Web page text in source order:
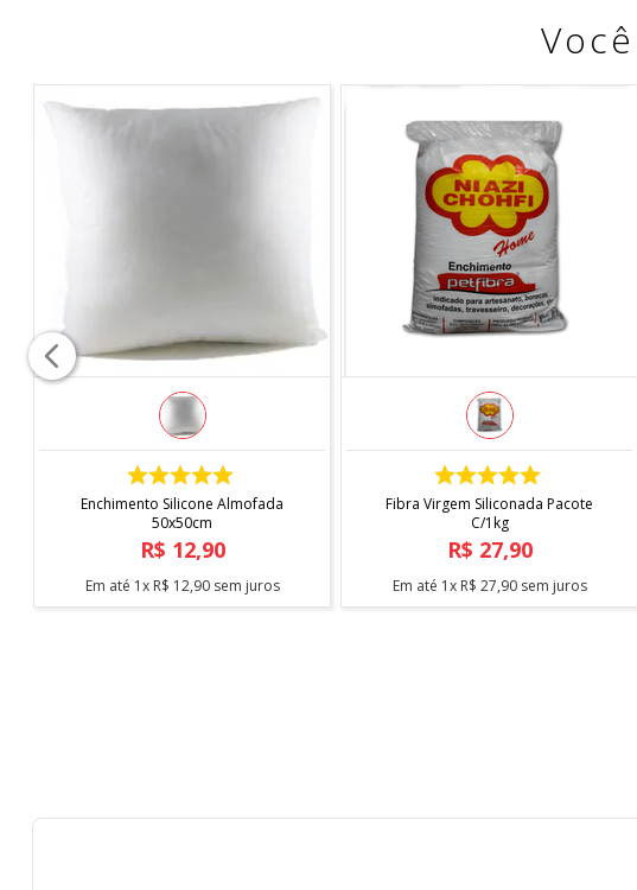
COR
- Marfin
- Secagem em varal
- Passar ferro até 110°C
Conteúdo do Produto
- 1 unidade de Cortina Rustik 4,00x2,60 - Branyl
* imagem meramente ilustrativa
COMPRAR
Enchimento Silicone Almofada
50x50cm
R$ 12,90
Em até 1x R$ 12,90sem juros
COMPRAR
Fibra Virgem Siliconada Pacote
C/1kg
R$ 27,90
Em até 1x R$ 27,90sem juros